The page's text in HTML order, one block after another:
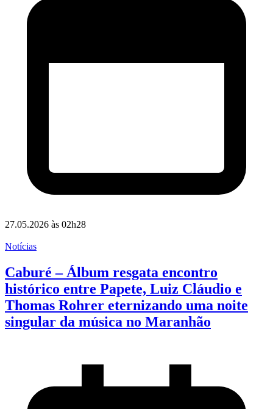
27.05.2026 às 02h28
Notícias
Caburé – Álbum resgata encontro
histórico entre Papete, Luiz Cláudio e
Thomas Rohrer eternizando uma noite
singular da música no Maranhão